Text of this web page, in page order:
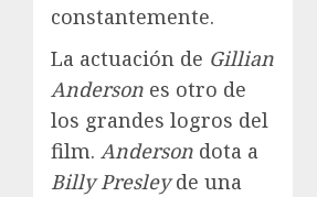
constantemente.
La actuación de Gillian
Anderson es otro de
los grandes logros del
film. Anderson dota a
Billy Presleyde una